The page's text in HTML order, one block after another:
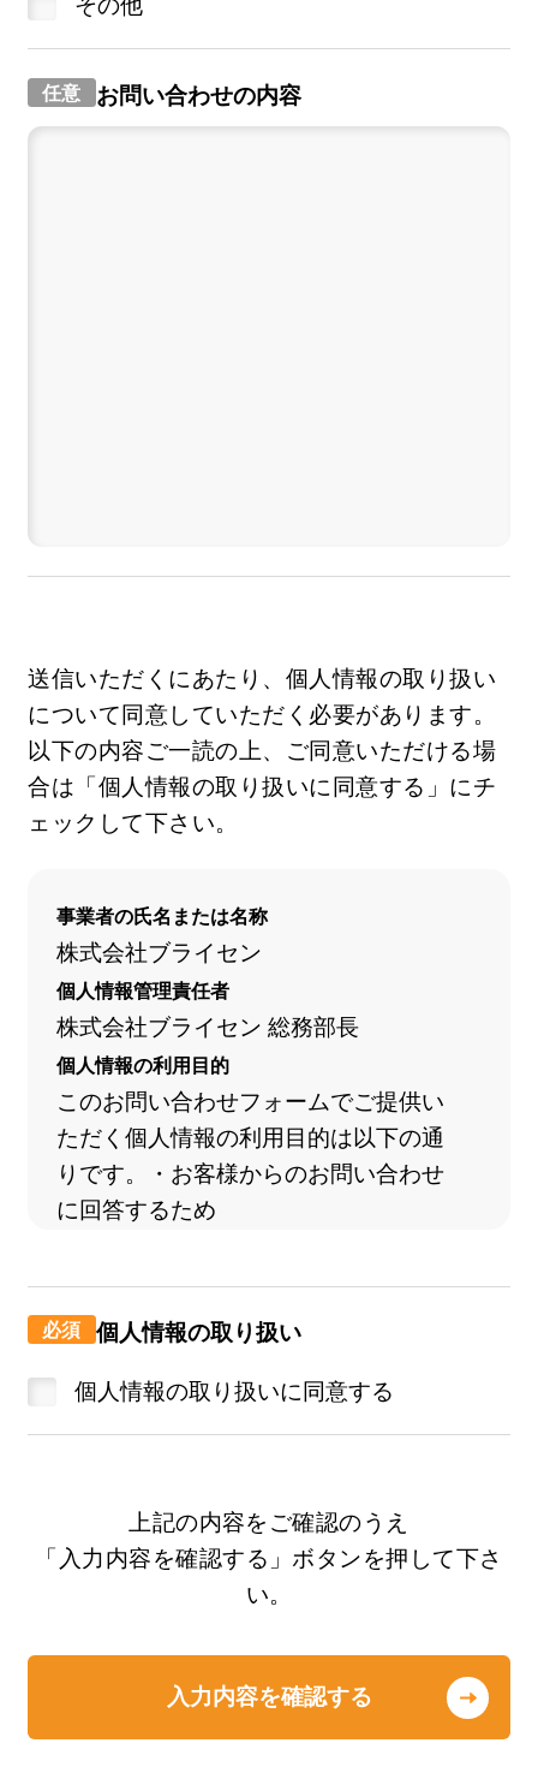
その他
お問い合わせの内容
送信いただくにあたり、個人情報の取り扱い
について同意していただく必要があります。
以下の内容ご一読の上、ご同意いただける場
合は「個人情報の取り扱いに同意する」にチ
ェックして下さい。
事業者の氏名または名称
株式会社ブライセン
個人情報管理責任者
株式会社ブライセン 総務部長
個人情報の利用目的
このお問い合わせフォームでご提供い
ただく個人情報の利用目的は以下の通
りです。・お客様からのお問い合わせ
に回答するため
本人の同意がある場合又は法令に基づ
く場合を除き、取得した個人情報を第
委託
上記の利用目的の達成の範囲内で、個
準に基づいて個人情報の適切な管理を
行っている事業者を選択し、同事業者
を監督するとともに、非開示契約を締
全性を確保します。
個人情報の取り扱い
個人情報の取り扱いに同意する
上記の内容をご確認のうえ
「入力内容を確認する」ボタンを押して下さ
い。
入力内容を確認する